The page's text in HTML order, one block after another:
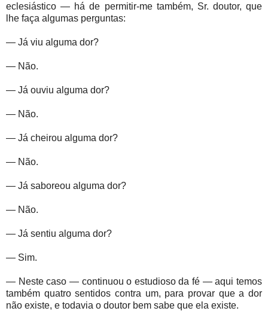
eclesiástico— há de permitir-me também, Sr. doutor, que
lhe faça algumas perguntas:
— Já viu alguma dor?
— Não.
— Já ouviu alguma dor?
— Não.
— Já cheirou alguma dor?
— Não.
— Já saboreou alguma dor?
— Não.
— Já sentiu alguma dor?
— Sim.
— Neste caso — continuou o estudioso da fé — aqui temos
também quatro sentidos contra um, para provar que a dor
não existe, e todavia o doutor bem sabe que ela existe.